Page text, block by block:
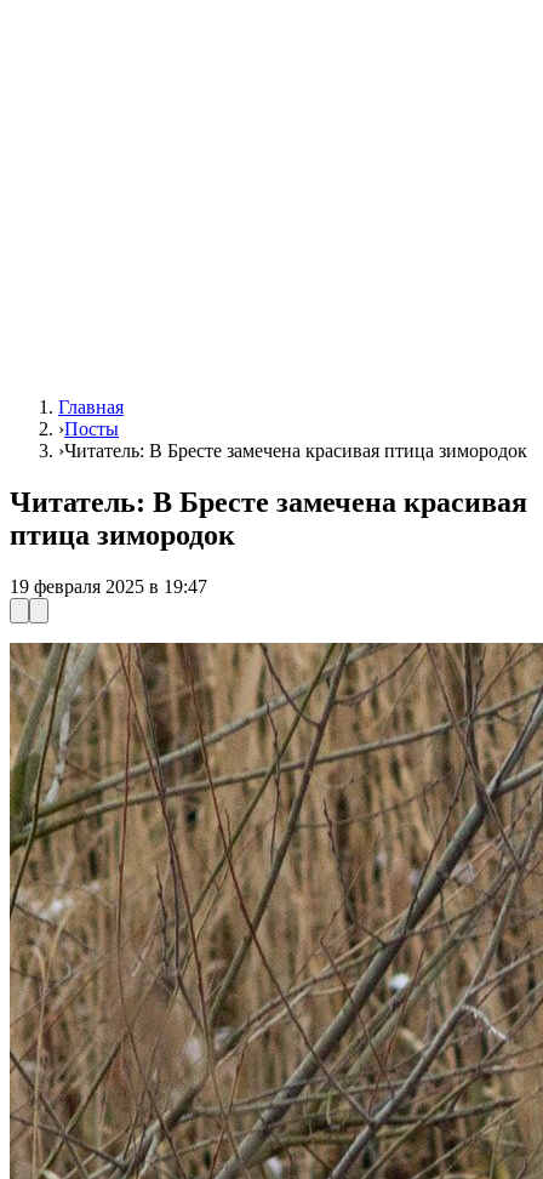
Главная
›Посты
›Читатель: В Бресте замечена красивая птица зимородок
Читатель: В Бресте замечена красивая
птица зимородок
19 февраля 2025 в 19:47